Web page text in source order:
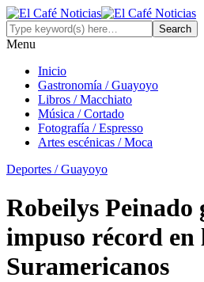
Menu
Inicio
Gastronomía / Guayoyo
Libros / Macchiato
Música / Cortado
Fotografía / Espresso
Artes escénicas / Moca
Deportes / Guayoyo
Robeilys Peinado
impuso récord en
Suramericanos